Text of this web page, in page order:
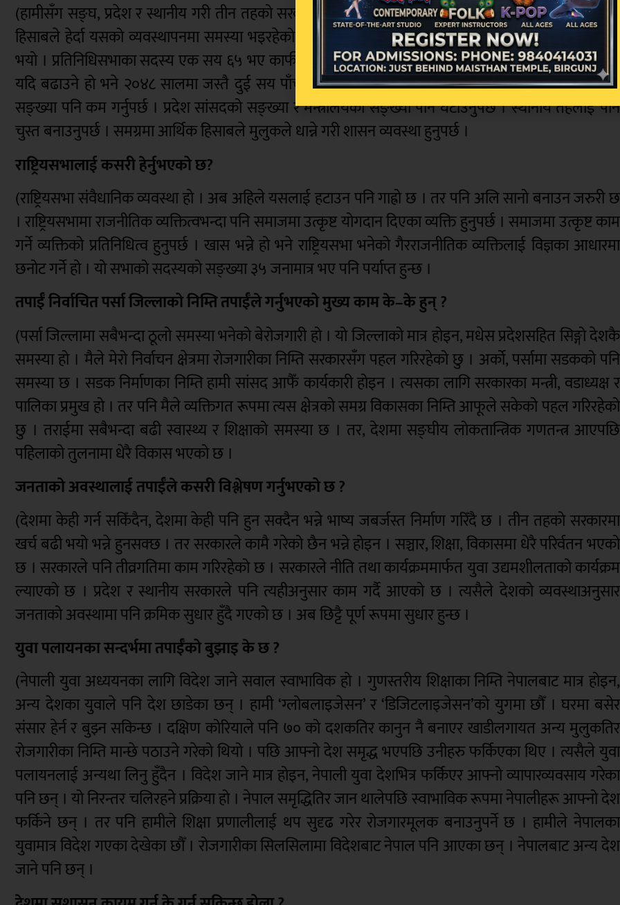
(हामीसँग सङ्घ, प्रदेश र स्थानीय गरी तीन तहको सरकार छ । प्रदेशप्रति आम जनताको भावना राम्रो छैन । तर, सबै
हिसाबले हेर्दा यसको व्यवस्थापनमा समस्या भइरहेको छ । प्रतिनिधिसभा सदस्यको सङ्ख्या धेरै भयो । धेरै खर्चिलो
भयो । प्रतिनिधिसभाका सदस्य एक सय ६५ भए काफी हुन्छ । त्यसका लागि निर्वाचन प्रणालीमा सोचविचार गर्नुपर्छ ।
यदि बढाउने हो भने २०४८ सालमा जस्तै दुई सय पाँचभन्दा बढी बढाउनै हुँदैन । त्यहीअनुसार सङ्घीय मन्त्रालयको
सङ्ख्या पनि कम गर्नुपर्छ । प्रदेश सांसदको सङ्ख्या र मन्त्रालयको सङ्ख्या पनि घटाउनुपर्छ । स्थानीय तहलाई पनि
चुस्त बनाउनुपर्छ । समग्रमा आर्थिक हिसाबले मुलुकले धान्ने गरी शासन व्यवस्था हुनुपर्छ ।
राष्ट्रियसभालाई कसरी हेर्नुभएको छ?
(राष्ट्रियसभा संवैधानिक व्यवस्था हो । अब अहिले यसलाई हटाउन पनि गाह्रो छ । तर पनि अलि सानो बनाउन जरुरी छ
। राष्ट्रियसभामा राजनीतिक व्यक्तित्वभन्दा पनि समाजमा उत्कृष्ट योगदान दिएका व्यक्ति हुनुपर्छ । समाजमा उत्कृष्ट काम
गर्ने व्यक्तिको प्रतिनिधित्व हुनुपर्छ । खास भन्ने हो भने राष्ट्रियसभा भनेको गैरराजनीतिक व्यक्तिलाई विज्ञका आधारमा
छनोट गर्ने हो । यो सभाको सदस्यको सङ्ख्या ३५ जनामात्र भए पनि पर्याप्त हुन्छ ।
तपाईँ निर्वाचित पर्सा जिल्लाको निम्ति तपाईँले गर्नुभएको मुख्य काम के–के हुन् ?
(पर्सा जिल्लामा सबैभन्दा ठूलो समस्या भनेको बेरोजगारी हो । यो जिल्लाको मात्र होइन, मधेस प्रदेशसहित सिङ्गो देशकै
समस्या हो । मैले मेरो निर्वाचन क्षेत्रमा रोजगारीका निम्ति सरकारसँग पहल गरिरहेको छु । अर्को, पर्सामा सडकको पनि
समस्या छ । सडक निर्माणका निम्ति हामी सांसद आफैँ कार्यकारी होइन । त्यसका लागि सरकारका मन्त्री, वडाध्यक्ष र
पालिका प्रमुख हो । तर पनि मैले व्यक्तिगत रूपमा त्यस क्षेत्रको समग्र विकासका निम्ति आफूले सकेको पहल गरिरहेको
छु । तराईमा सबैभन्दा बढी स्वास्थ्य र शिक्षाको समस्या छ । तर, देशमा सङ्घीय लोकतान्त्रिक गणतन्त्र आएपछि
पहिलाको तुलनामा धेरै विकास भएको छ ।
जनताको अवस्थालाई तपाईँले कसरी विश्लेषण गर्नुभएको छ ?
(देशमा केही गर्न सकिँदैन, देशमा केही पनि हुन सक्दैन भन्ने भाष्य जबर्जस्त निर्माण गरिँदै छ । तीन तहको सरकारमा
खर्च बढी भयो भन्ने हुनसक्छ । तर सरकारले कामै गरेको छैन भन्ने होइन । सञ्चार, शिक्षा, विकासमा धेरै परिर्वतन भएको
छ । सरकारले पनि तीव्रगतिमा काम गरिरहेको छ । सरकारले नीति तथा कार्यक्रममार्फत युवा उद्यमशीलताको कार्यक्रम
ल्याएको छ । प्रदेश र स्थानीय सरकारले पनि त्यहीअनुसार काम गर्दै आएको छ । त्यसैले देशको व्यवस्थाअनुसार
जनताको अवस्थामा पनि क्रमिक सुधार हुँदै गएको छ । अब छिट्टै पूर्ण रूपमा सुधार हुन्छ ।
युवा पलायनका सन्दर्भमा तपाईँको बुझाइ के छ ?
(नेपाली युवा अध्ययनका लागि विदेश जाने सवाल स्वाभाविक हो । गुणस्तरीय शिक्षाका निम्ति नेपालबाट मात्र होइन,
अन्य देशका युवाले पनि देश छाडेका छन् । हामी ‘ग्लोबलाइजेसन’ र ‘डिजिटलाइजेसन’को युगमा छौँ । घरमा बसेर
संसार हेर्न र बुझ्न सकिन्छ । दक्षिण कोरियाले पनि ७० को दशकतिर कानुन नै बनाएर खाडीलगायत अन्य मुलुकतिर
रोजगारीका निम्ति मान्छे पठाउने गरेको थियो । पछि आफ्नो देश समृद्ध भएपछि उनीहरु फर्किएका थिए । त्यसैले युवा
पलायनलाई अन्यथा लिनु हुँदैन । विदेश जाने मात्र होइन, नेपाली युवा देशभित्र फर्किएर आफ्नो व्यापारव्यवसाय गरेका
पनि छन् । यो निरन्तर चलिरहने प्रक्रिया हो । नेपाल समृद्धितिर जान थालेपछि स्वाभाविक रूपमा नेपालीहरू आफ्नो देश
फर्किने छन् । तर पनि हामीले शिक्षा प्रणालीलाई थप सुदृढ गरेर रोजगारमूलक बनाउनुपर्ने छ । हामीले नेपालका
युवामात्र विदेश गएका देखेका छौँ । रोजगारीका सिलसिलामा विदेशबाट नेपाल पनि आएका छन् । नेपालबाट अन्य देश
जाने पनि छन् ।